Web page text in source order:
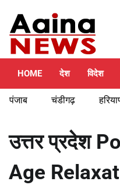
content
HOME देश विदेश
पंजाब चंडीगढ़
उत्तर प्रदेश
Age